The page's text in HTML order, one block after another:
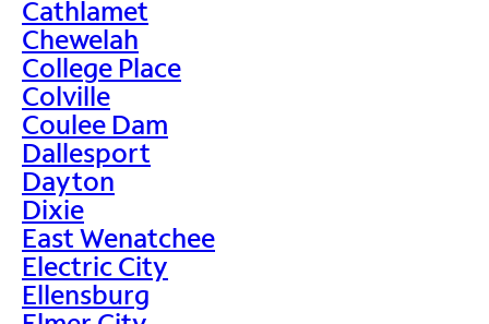
Cathlamet
Chewelah
College Place
Colville
Coulee Dam
Dallesport
Dayton
Dixie
East Wenatchee
Electric City
Ellensburg